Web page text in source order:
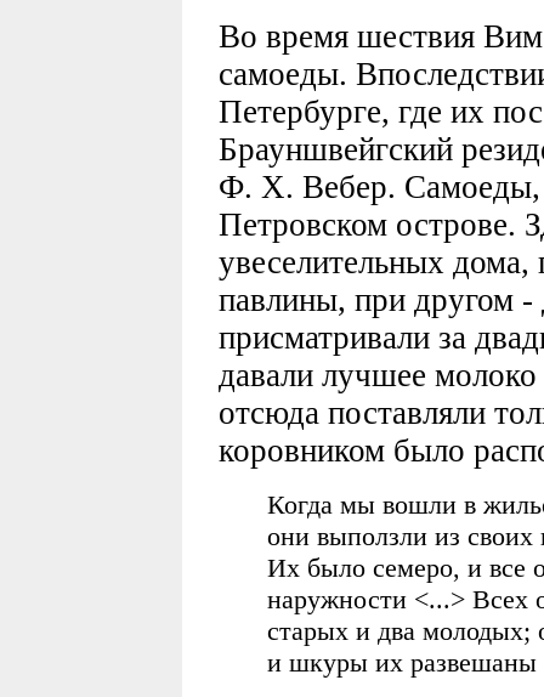
Во время шествия
самоеды.
Петербурге, где их
Брауншвейгский
Ф. Х. Вебер. Самоеды,
Петровском острове.
увеселительных
павлины, при другом
присматривали за
давали лучшее
отсюда поставляли
коровником было
Когда мы вошли в
они выползли из своих
Их было семеро, и все
наружности <...> Всех
старых и два молодых;
и шкуры их развешаны